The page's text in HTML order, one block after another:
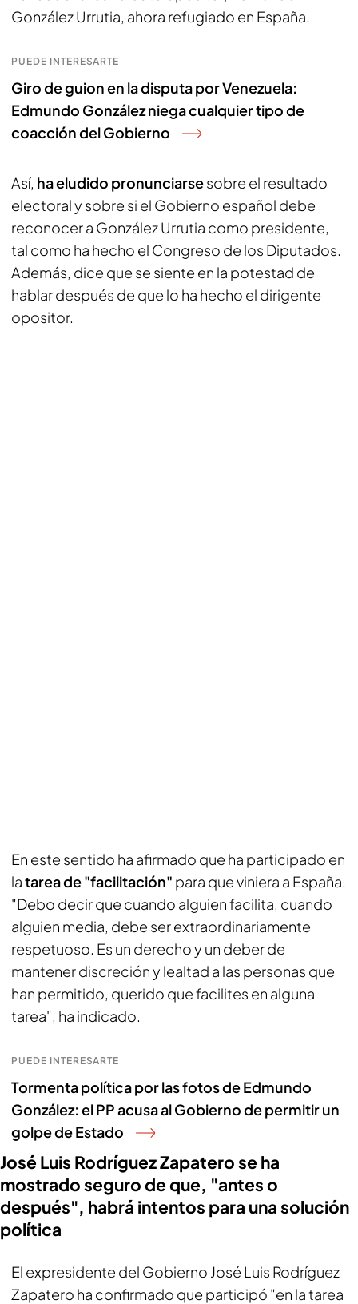
González Urrutia, ahora refugiado en España.
PUEDE INTERESARTE
Giro de guion en la disputa por Venezuela:
Edmundo González niega cualquier tipo de
coacción del Gobierno
Así, ha eludido pronunciarsesobre el resultado
electoral y sobre si el Gobierno español debe
reconocer a González Urrutia como presidente,
tal como ha hecho el Congreso de los Diputados.
Además, dice que se siente en la potestad de
hablar después de que lo ha hecho el dirigente
opositor.
En este sentido ha afirmado que ha participado en
latarea de "facilitación" para que viniera a España.
"Debo decir que cuando alguien facilita, cuando
alguien media, debe ser extraordinariamente
respetuoso. Es un derecho y un deber de
mantener discreción y lealtad a las personas que
han permitido, querido que facilites en alguna
tarea", ha indicado.
PUEDE INTERESARTE
Tormenta política por las fotos de Edmundo
González: el PP acusa al Gobierno de permitir un
golpe de Estado
José Luis Rodríguez Zapatero se ha
mostrado seguro de que, "antes o
después", habrá intentos para una solución
política
El expresidente del Gobierno José Luis Rodríguez
Zapatero ha confirmado que participó "en la tarea